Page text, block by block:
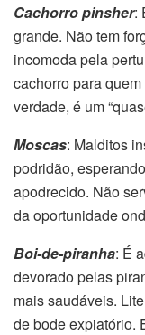
Cachorro pinsher:
grande. Não tem
incomoda pela
cachorro para
verdade, é um
Moscas: Malditos
podridão,
apodrecido. Não
da oportunidade
Boi-de-piranha: É
devorado pelas
mais saudáveis.
de bode expiatório.